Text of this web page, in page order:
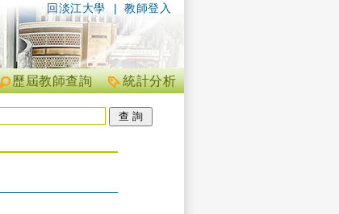
| 教師登入
回淡江大學
統計分析
歷屆教師查詢